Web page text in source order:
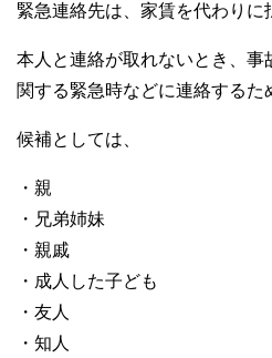
緊急連絡先は、家賃を代わりに
本人と連絡が取れないとき、事
関する緊急時などに連絡するた
候補としては、
・親
・兄弟姉妹
・親戚
・成人した子ども
・友人
・知人